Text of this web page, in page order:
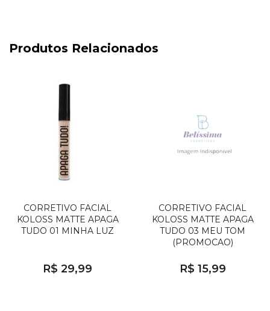
Produtos Relacionados
CORRETIVO FACIAL
KOLOSS MATTE APAGA
TUDO 01 MINHA LUZ
R$ 29,99
CORRETIVO FACIAL
KOLOSS MATTE APAGA
TUDO 03 MEU TOM
(PROMOCAO)
R$ 15,99